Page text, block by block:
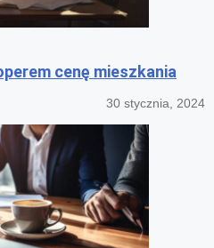
cenę mieszkania
30 stycznia, 2024